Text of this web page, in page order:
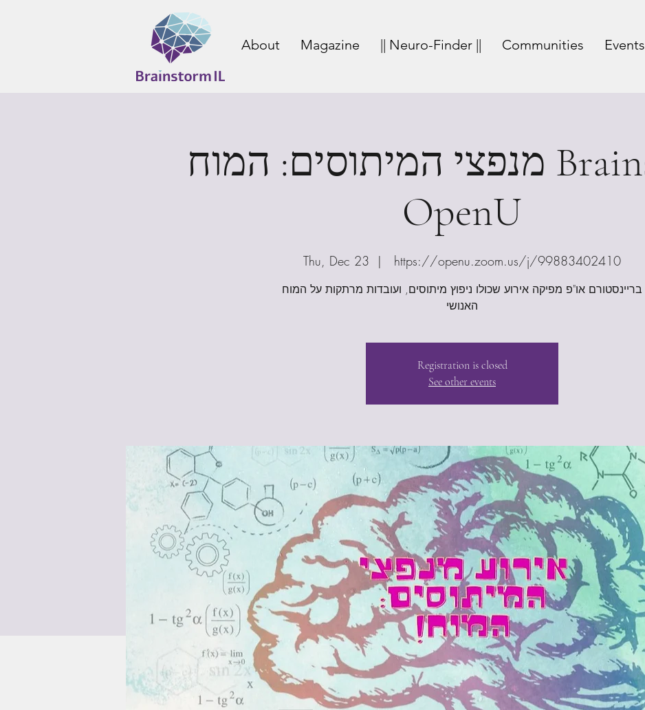
About Magazine || Neuro-Finder || Communities Events
מנפצי המיתוסים: המוח Brainstorm
OpenU
Thu, Dec 23
  |
https://openu.zoom.us/j/99883402410
בריינסטורם או"פ מפיקה אירוע שכולו ניפוץ מיתוסים, ועובדות מרתקות על המוח
Registration is closed
See other events